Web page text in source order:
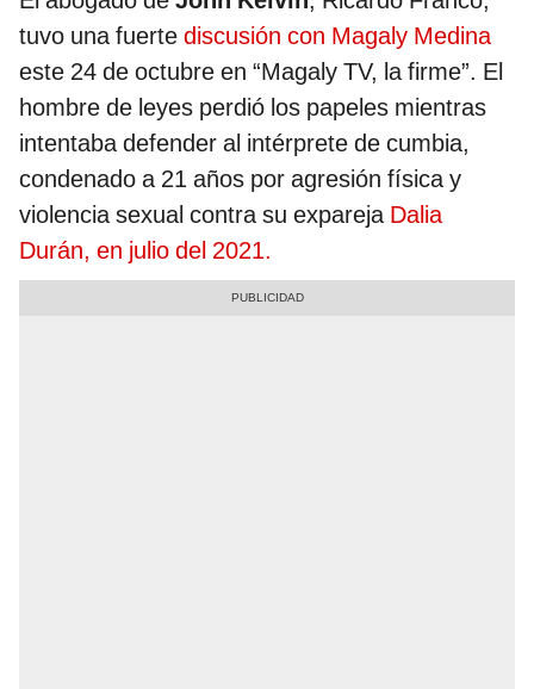
tuvo una fuerte discusión con Magaly Medina
este 24 de octubre en “Magaly TV, la firme”. El
hombre de leyes perdió los papeles mientras
intentaba defender al intérprete de cumbia,
condenado a 21 años por agresión física y
violencia sexual contra su exparejaDalia
Durán, en julio del 2021.